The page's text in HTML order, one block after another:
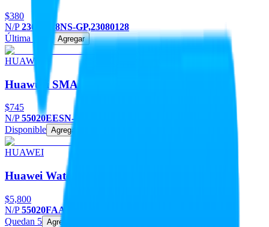
$380
N/P23080128NS-GP,23080128
Última pieza
Agregar
HUAWEI
Huawuei SMART Band 10
$745
N/P55020EESN-DS
Disponible Agregar
HUAWEI
Huawei Watch Fit 4 Pro
$5,800
N/P55020FAAN-DS
Quedan 5 Agregar